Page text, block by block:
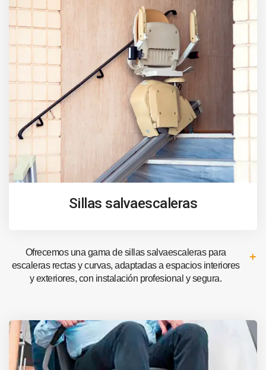
Sillas salvaescaleras
Ofrecemos una gama de sillas salvaescaleras para
escaleras rectas y curvas, adaptadas a espacios interiores
y exteriores, con instalación profesional y segura.